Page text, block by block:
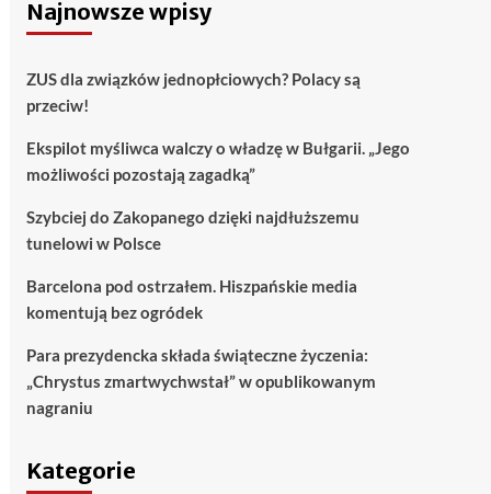
Najnowsze wpisy
ZUS dla związków jednopłciowych? Polacy są
przeciw!
Ekspilot myśliwca walczy o władzę w Bułgarii. „Jego
możliwości pozostają zagadką”
Szybciej do Zakopanego dzięki najdłuższemu
tunelowi w Polsce
Barcelona pod ostrzałem. Hiszpańskie media
komentują bez ogródek
Para prezydencka składa świąteczne życzenia:
„Chrystus zmartwychwstał” w opublikowanym
nagraniu
Kategorie